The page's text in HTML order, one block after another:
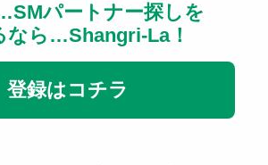
パートナー探しを
なら…Shangri-La！
登録はコチラ